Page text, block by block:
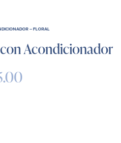
– FLORAL
Acondicionador